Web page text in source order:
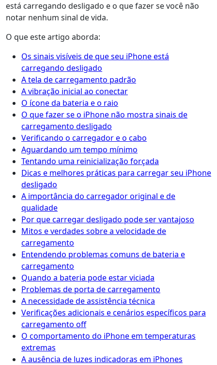
está carregando desligado e o que fazer se você não
notar nenhum sinal de vida.
O que este artigo aborda:
Os sinais visíveis de que seu iPhone está
carregando desligado
A tela de carregamento padrão
A vibração inicial ao conectar
O ícone da bateria e o raio
O que fazer se o iPhone não mostra sinais de
carregamento desligado
Verificando o carregador e o cabo
Aguardando um tempo mínimo
Tentando uma reinicialização forçada
Dicas e melhores práticas para carregar seu iPhone
desligado
A importância do carregador original e de
qualidade
Por que carregar desligado pode ser vantajoso
Mitos e verdades sobre a velocidade de
carregamento
Entendendo problemas comuns de bateria e
carregamento
Quando a bateria pode estar viciada
Problemas de porta de carregamento
A necessidade de assistência técnica
Verificações adicionais e cenários específicos para
carregamento off
O comportamento do iPhone em temperaturas
extremas
A ausência de luzes indicadoras em iPhones